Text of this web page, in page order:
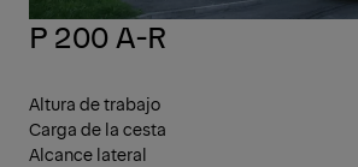
P 200 A-R
Altura de trabajo
Carga de la cesta
Alcance lateral